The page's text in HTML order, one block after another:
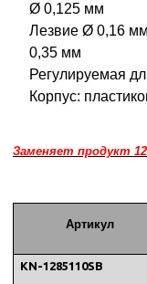
Ø 0,125 мм
Лезвие Ø 0,16
0,35 мм
Регулируемая
Корпус:
Заменяет продукт 12
Артикул
KN-1285110SB